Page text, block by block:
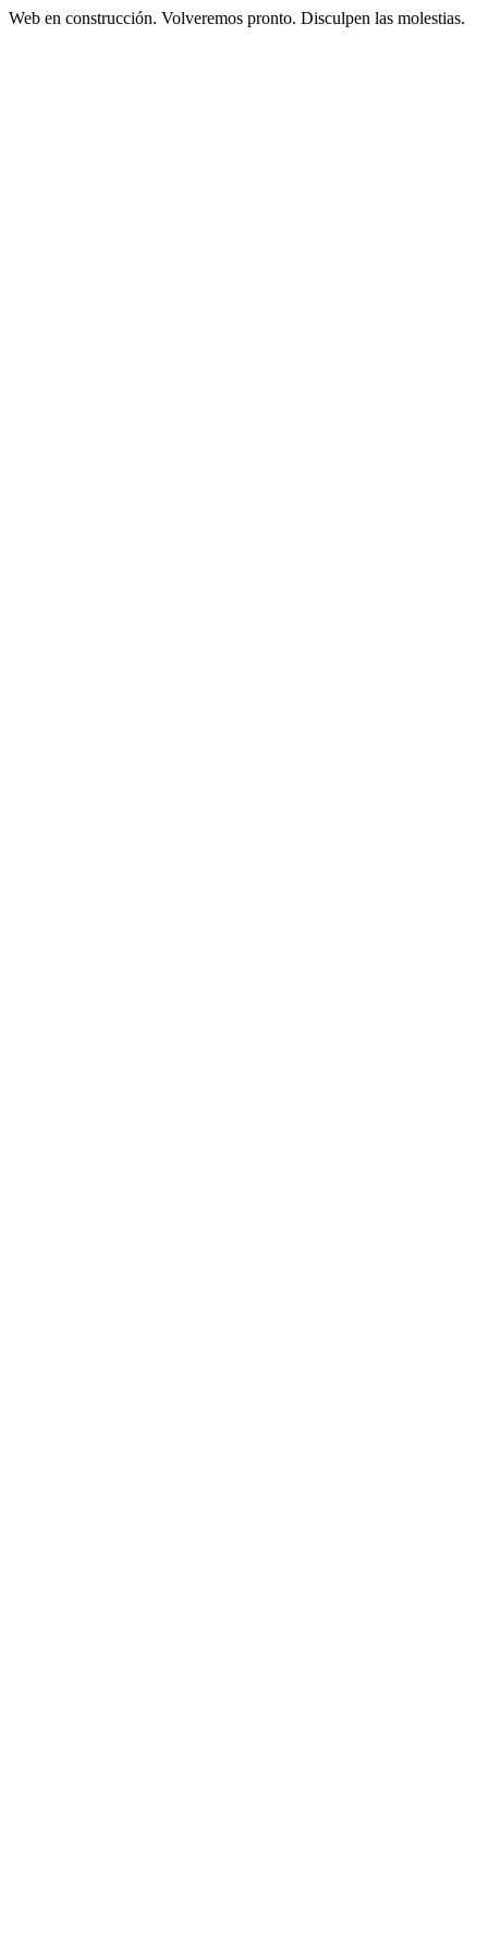
Web en construcción. Volveremos pronto. Disculpen las molestias.